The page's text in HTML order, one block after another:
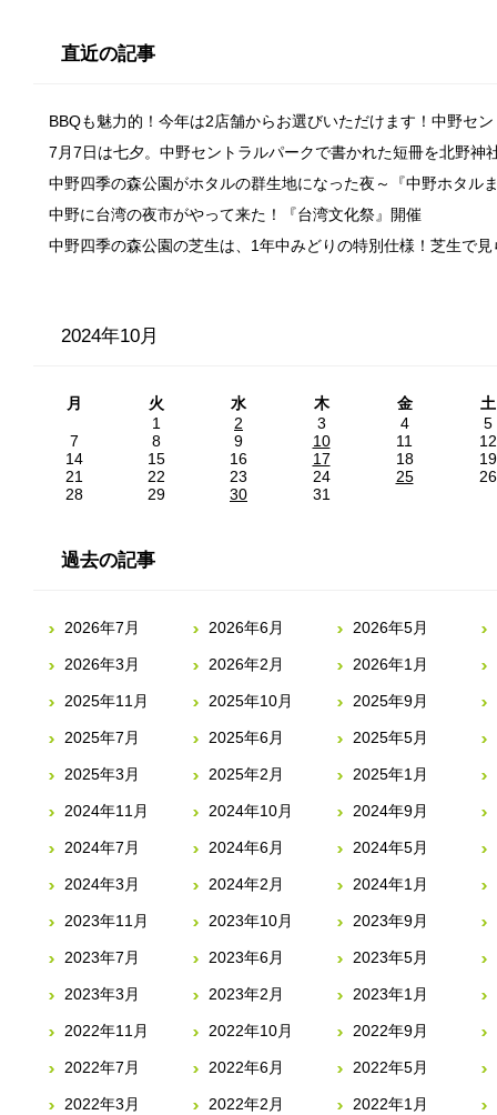
直近の記事
BBQも魅力的！今年は2店舗からお選びいただけます！中野セ
7月7日は七夕。中野セントラルパークで書かれた短冊を北野神
中野四季の森公園がホタルの群生地になった夜～『中野ホタル
中野に台湾の夜市がやって来た！『台湾文化祭』開催
中野四季の森公園の芝生は、1年中みどりの特別仕様！芝生で
2024年10月
月 火 水 木 金
土
1
2 3 4
5
7
8 9 10 11
12
14
15 16 17 18
19
21
22 23 24 25
26
28
29 30 31
過去の記事
2026年7月 2026年6月 2026年5月
2026年3月 2026年2月 2026年1月
2025年11月 2025年10月 2025年9月
2025年7月 2025年6月 2025年5月
2025年3月 2025年2月 2025年1月
2024年11月 2024年10月 2024年9月
2024年7月 2024年6月 2024年5月
2024年3月 2024年2月 2024年1月
2023年11月 2023年10月 2023年9月
2023年7月 2023年6月 2023年5月
2023年3月 2023年2月 2023年1月
2022年11月 2022年10月 2022年9月
2022年7月 2022年6月 2022年5月
2022年3月 2022年2月 2022年1月